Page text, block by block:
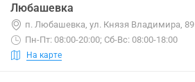
Любашевка
п. Любашевка, ул. Князя Владимира, 89
Пн-Пт: 08:00-20:00; Сб-Вс: 08:00-18:00
На карте